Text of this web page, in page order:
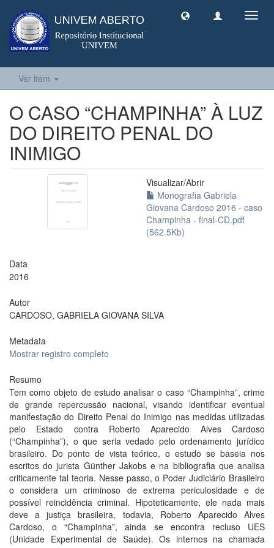
Ver item
O CASO “CHAMPINHA” À LUZ
DO DIREITO PENAL DO
INIMIGO
Visualizar/Abrir
Monografia Gabriela
Giovana Cardoso 2016 - caso
Champinha - final-CD.pdf
(562.5Kb)
Data
2016
Autor
CARDOSO, GABRIELA GIOVANA SILVA
Metadata
Mostrar registro completo
Resumo
Tem como objeto de estudo analisar o caso “Champinha”, crime
de grande repercussão nacional, visando identificar eventual
manifestação do Direito Penal do Inimigo nas medidas utilizadas
pelo Estado contra Roberto Aparecido Alves Cardoso
(“Champinha”), o que seria vedado pelo ordenamento jurídico
brasileiro. Do ponto de vista teórico, o estudo se baseia nos
escritos do jurista Günther Jakobs e na bibliografia que analisa
criticamente tal teoria. Nesse passo, o Poder Judiciário Brasileiro
o considera um criminoso de extrema periculosidade e de
possível reincidência criminal. Hipoteticamente, ele nada mais
deve a justiça brasileira, todavia, Roberto Aparecido Alves
Cardoso, o “Champinha”, ainda se encontra recluso UES
(Unidade Experimental de Saúde). Os internos na chamada